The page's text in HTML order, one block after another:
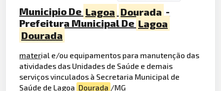
Municipio De Lagoa Dourada -
Prefeitura Municipal De Lagoa
Dourada
material e/ou equipamentos para manutenção das
atividades das Unidades de Saúde e demais
serviços vinculados à Secretaria Municipal de
Saúde de Lagoa Dourada /MG